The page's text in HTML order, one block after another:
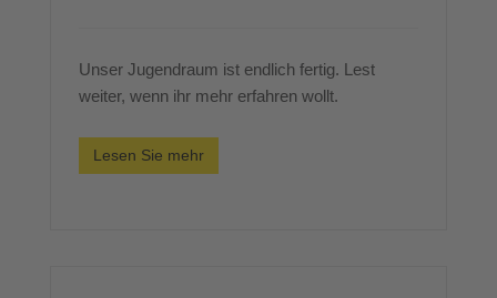
Unser Jugendraum ist endlich fertig. Lest
weiter, wenn ihr mehr erfahren wollt.
Lesen Sie mehr